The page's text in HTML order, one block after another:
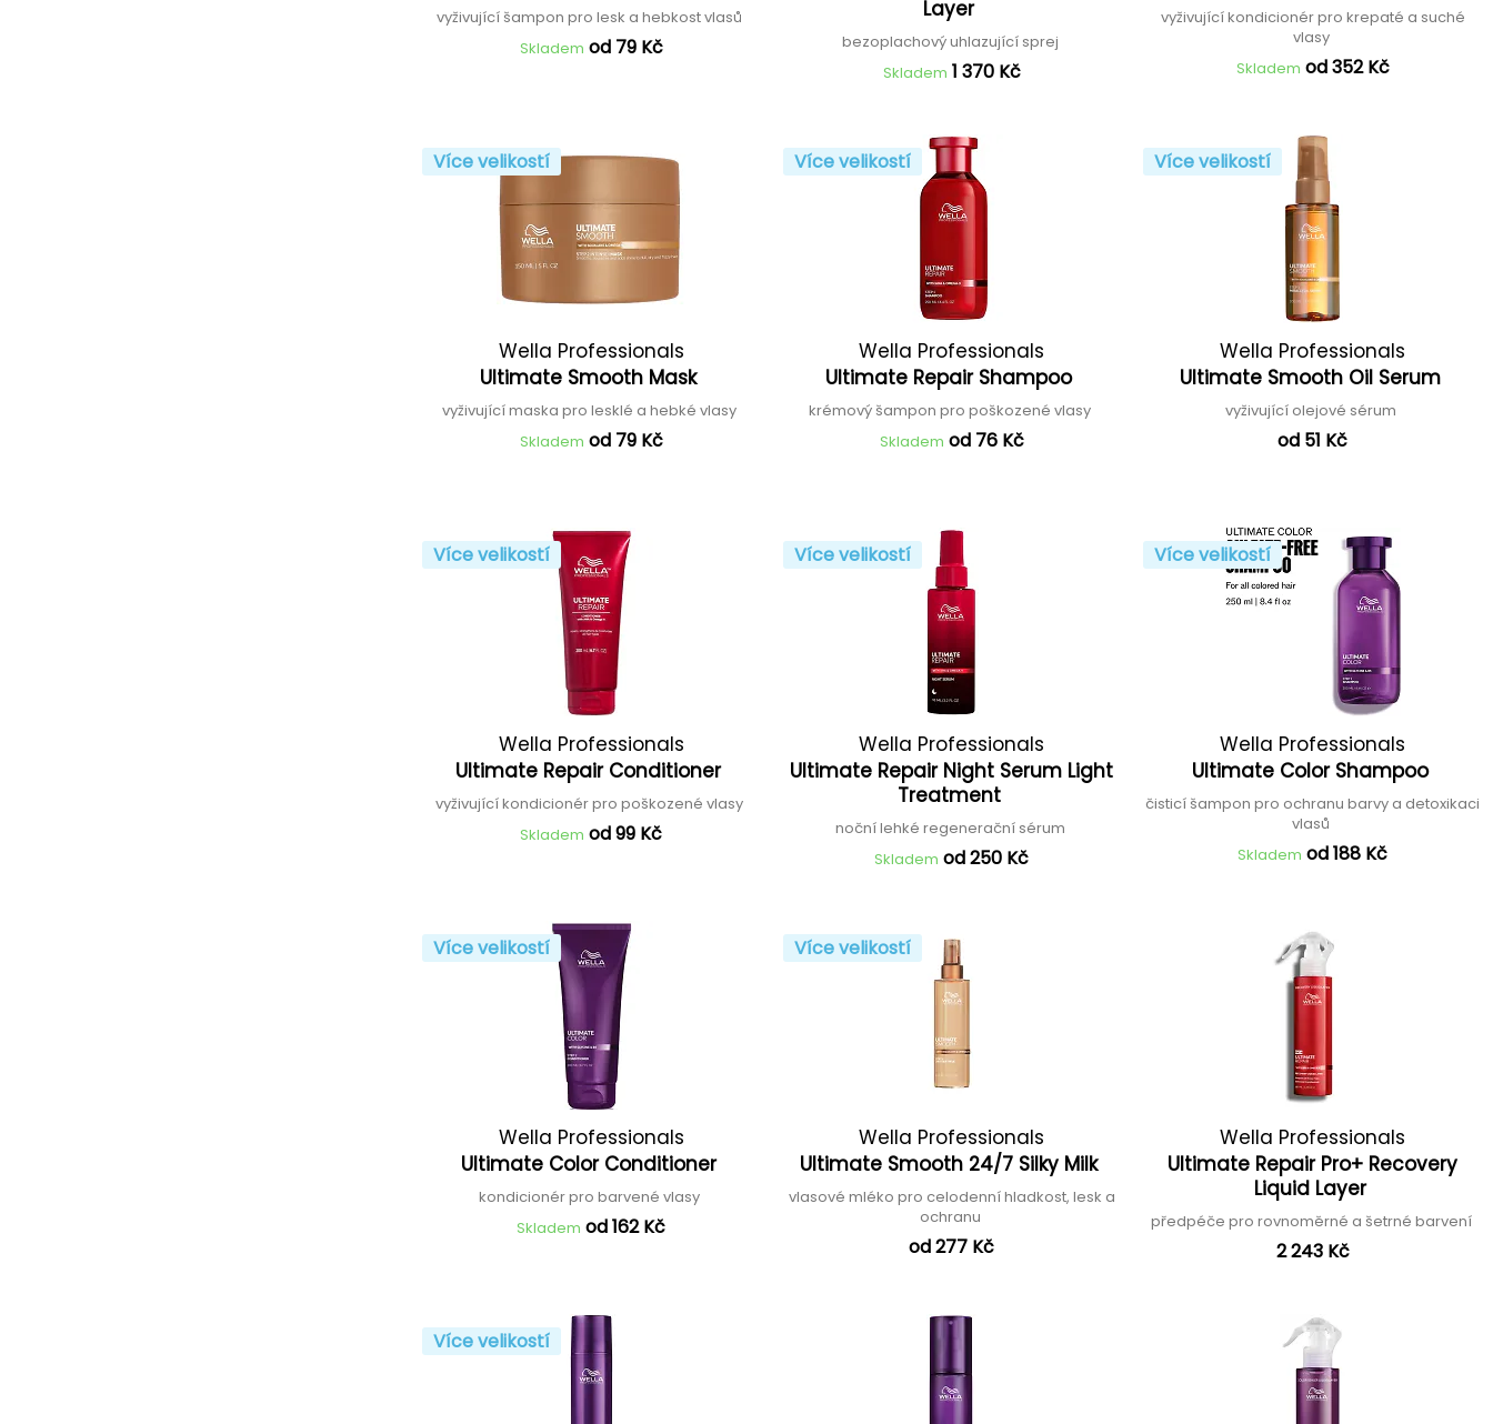
vyživující šampon pro lesk a hebkost vlasů
Skladem od 79 Kč
Layer
bezoplachový uhlazující sprej
Skladem 1 370 Kč
vyživující kondicionér pro krepaté a suché
vlasy
Skladem od 352 Kč
Více velikostí
Wella Professionals
Ultimate Smooth Mask
vyživující maska pro lesklé a hebké vlasy
Skladem od 79 Kč
Více velikostí
Wella Professionals
Ultimate Repair Shampoo
krémový šampon pro poškozené vlasy
Skladem od 76 Kč
Více velikostí
Wella Professionals
Ultimate Smooth Oil Serum
vyživující olejové sérum
od 51 Kč
Více velikostí
Wella Professionals
Ultimate Repair Conditioner
vyživující kondicionér pro poškozené vlasy
Skladem od 99 Kč
Více velikostí
Wella Professionals
Ultimate Repair Night Serum Light
Treatment
noční lehké regenerační sérum
Skladem od 250 Kč
Více velikostí
Wella Professionals
Ultimate Color Shampoo
čisticí šampon pro ochranu barvy a detoxikaci
vlasů
Skladem od 188 Kč
Více velikostí
Wella Professionals
Ultimate Color Conditioner
kondicionér pro barvené vlasy
Skladem od 162 Kč
Více velikostí
Wella Professionals
Ultimate Smooth 24/7 Silky Milk
vlasové mléko pro celodenní hladkost, lesk a
ochranu
od 277 Kč
Wella Professionals
Ultimate Repair Pro+ Recovery
Liquid Layer
předpéče pro rovnoměrné a šetrné barvení
2 243 Kč
Více velikostí